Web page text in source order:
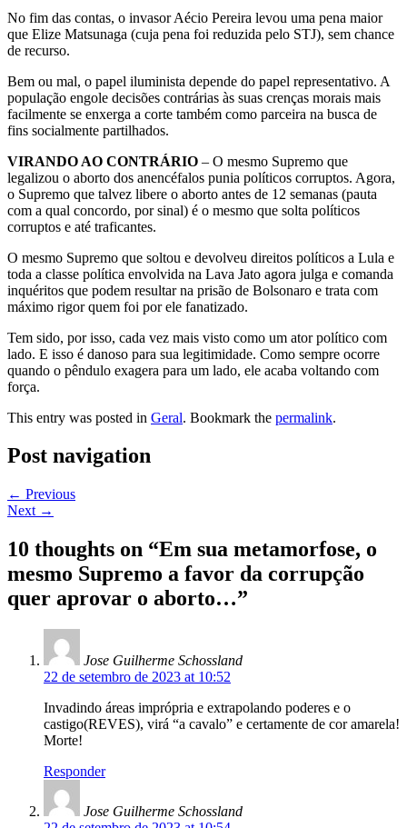
No fim das contas, o invasor Aécio Pereira levou uma pena maior
que Elize Matsunaga (cuja pena foi reduzida pelo STJ), sem chance
de recurso.
Bem ou mal, o papel iluminista depende do papel representativo. A
população engole decisões contrárias às suas crenças morais mais
facilmente se enxerga a corte também como parceira na busca de
fins socialmente partilhados.
VIRANDO AO CONTRÁRIO – O mesmo Supremo que
legalizou o aborto dos anencéfalos punia políticos corruptos. Agora,
o Supremo que talvez libere o aborto antes de 12 semanas (pauta
com a qual concordo, por sinal) é o mesmo que solta políticos
corruptos e até traficantes.
O mesmo Supremo que soltou e devolveu direitos políticos a Lula e
toda a classe política envolvida na Lava Jato agora julga e comanda
inquéritos que podem resultar na prisão de Bolsonaro e trata com
máximo rigor quem foi por ele fanatizado.
Tem sido, por isso, cada vez mais visto como um ator político com
lado. E isso é danoso para sua legitimidade. Como sempre ocorre
quando o pêndulo exagera para um lado, ele acaba voltando com
força.
This entry was posted in Geral. Bookmark the permalink.
Post navigation
← Previous
Next →
10 thoughts on “Em sua metamorfose, o
mesmo Supremo a favor da corrupção
quer aprovar o aborto…”
Jose Guilherme Schossland
22 de setembro de 2023 at 10:52
Invadindo áreas imprópria e extrapolando poderes e o
castigo(REVES), virá “a cavalo” e certamente de cor amarela!
Morte!
Responder
Jose Guilherme Schossland